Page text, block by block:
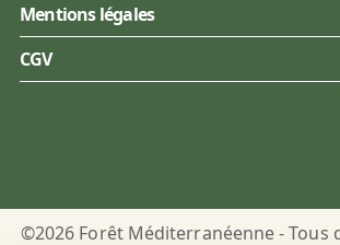
Mentions légales
CGV
©2026 Forêt Méditerranéenne - Tous